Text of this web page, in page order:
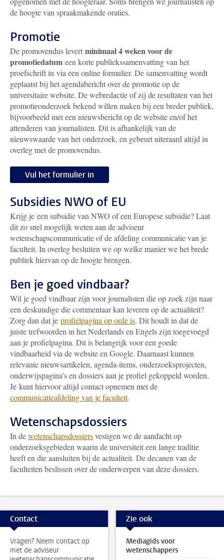
de hoogte van spraakmakende oraties.
Promotie
De promovendus levert minimaal 4 weken voor de
promotiedatum een korte publiekssamenvatting van het
proefschrift in via een online formulier. De samenvatting wordt
geplaatst bij het agendabericht over de promotie op de
universitaire website. De webredactie of zij de resultaten van het
promotieonderzoek bekend willen maken bij een breder publiek,
bijvoorbeeld met een nieuwsbericht op de website en/of het
attenderen van journalisten. Dit is afhankelijk van de
nieuwswaarde van het onderzoek, en gebeurt uiteraard altijd in
overleg met de promovendus.
Vul het formulier in
Subsidies NWO of EU
Krijg je een subsidie van NWO of een Europese subsidie? Laat
dit zo snel mogelijk weten aan de adviseur
wetenschapscommunicatie of de afdeling communicatie van je
faculteit. In overleg besluiten we op welke manier we het brede
publiek hiervan op de hoogte brengen.
Ben je goed vindbaar?
Wil je goed vindbaar zijn voor journalisten die op zoek zijn naar
een deskundige die commentaar kan leveren op de actualiteit?
Zorg dan dat je profielpagina op orde is. Dit houdt in dat de
juiste trefwoorden in het Nederlands en Engels zijn toegevoegd
aan je profielpagina. Dit is belangrijk voor een goede
vindbaarheid via de website en Google. Daarnaast kunnen
relevante nieuwsartikelen, agenda-items, onderzoeksprojecten,
onderwijspagina's en dossiers aan je profiel gekoppeld worden.
Je kunt hiervoor altijd contact opnemen met de
communicatieafdeling van je faculteit.
Wetenschapsdossiers
In dewetenschapsdossiersvestigen we de aandacht op
onderzoeksgebieden waarin de universiteit een lange traditie
heeft en die aansluiten bij de actualiteit. De decanen van de
faculteiten beslissen over de onderwerpen van deze dossiers.
Contact
Vragen? Neem contact op
met de adviseur
Zie ook
Mediagids voor
wetenschappers